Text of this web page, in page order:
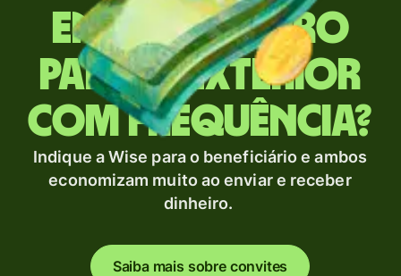
Envia dinheiro
para o exterior
com frequência?
Indique a Wise para o beneficiário e ambos
economizam muito ao enviar e receber
dinheiro.
Saiba mais sobre convites